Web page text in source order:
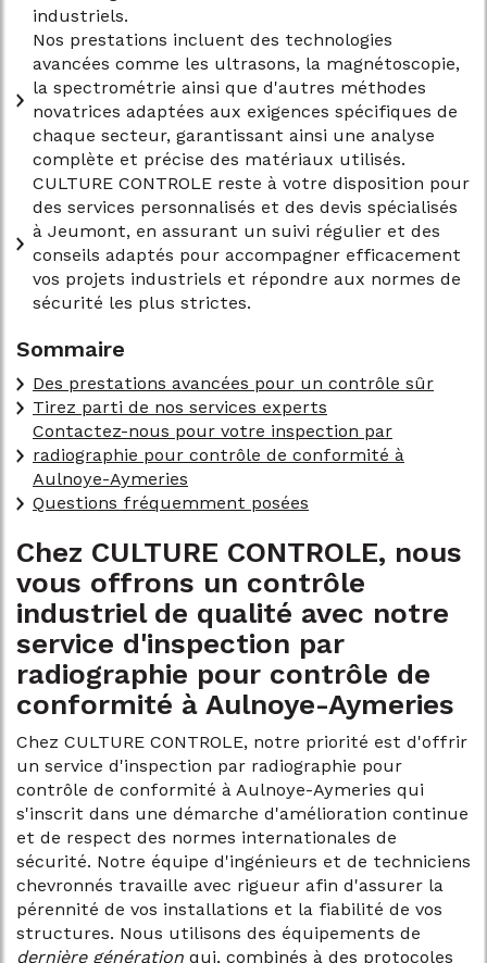
industriels.
Nos prestations incluent des technologies
avancées comme les ultrasons, la magnétoscopie,
la spectrométrie ainsi que d'autres méthodes
novatrices adaptées aux exigences spécifiques de
chaque secteur, garantissant ainsi une analyse
complète et précise des matériaux utilisés.
CULTURE CONTROLE reste à votre disposition pour
des services personnalisés et des devis spécialisés
à Jeumont, en assurant un suivi régulier et des
conseils adaptés pour accompagner efficacement
vos projets industriels et répondre aux normes de
sécurité les plus strictes.
Sommaire
Des prestations avancées pour un contrôle sûr
Tirez parti de nos services experts
Contactez-nous pour votre inspection par
radiographie pour contrôle de conformité à
Aulnoye-Aymeries
Questions fréquemment posées
Chez CULTURE CONTROLE, nous
vous offrons un contrôle
industriel de qualité avec notre
service d'inspection par
radiographie pour contrôle de
conformité à Aulnoye-Aymeries
Chez CULTURE CONTROLE, notre priorité est d'offrir
un service d'inspection par radiographie pour
contrôle de conformité à Aulnoye-Aymeries qui
s'inscrit dans une démarche d'amélioration continue
et de respect des normes internationales de
sécurité. Notre équipe d'ingénieurs et de techniciens
chevronnés travaille avec rigueur afin d'assurer la
pérennité de vos installations et la fiabilité de vos
structures. Nous utilisons des équipements de
dernière génération qui, combinés à des protocoles